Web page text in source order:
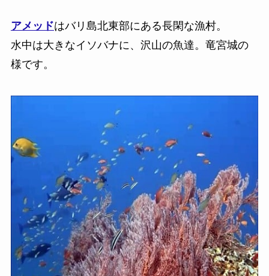
アメッドはバリ島北東部にある長閑な漁村。
水中は大きなイソバナに、沢山の魚達。竜宮城の
様です。